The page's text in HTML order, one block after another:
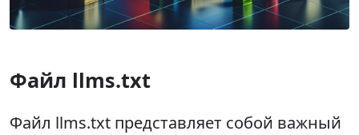
Файл llms.txt
Файл llms.txt представляет собой важный